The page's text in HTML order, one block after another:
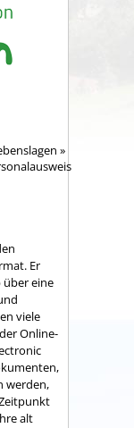
»
Er
eine
viele
Online-
werden,
alt